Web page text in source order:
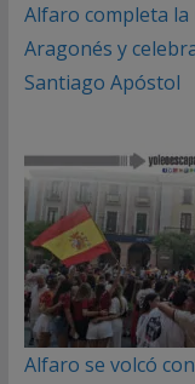
Alfaro completa
Aragonés y
Santiago Apóstol
Alfaro se volcó